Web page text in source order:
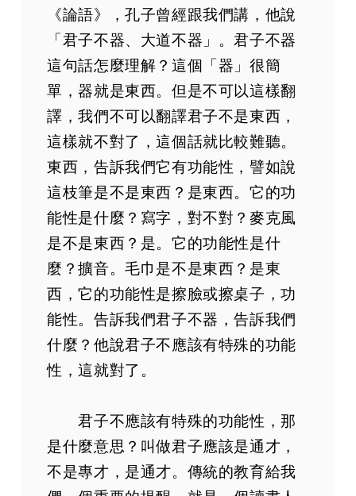
《論語》，孔子曾經跟我們講，他說
「君子不器、大道不器」。君子不器
這句話怎麼理解？這個「器」很簡
單，器就是東西。但是不可以這樣翻
譯，我們不可以翻譯君子不是東西，
這樣就不對了，這個話就比較難聽。
東西，告訴我們它有功能性，譬如說
這枝筆是不是東西？是東西。它的功
能性是什麼？寫字，對不對？麥克風
是不是東西？是。它的功能性是什
麼？擴音。毛巾是不是東西？是東
西，它的功能性是擦臉或擦桌子，功
能性。告訴我們君子不器，告訴我們
什麼？他說君子不應該有特殊的功能
性，這就對了。
君子不應該有特殊的功能性，那
是什麼意思？叫做君子應該是通才，
不是專才，是通才。傳統的教育給我